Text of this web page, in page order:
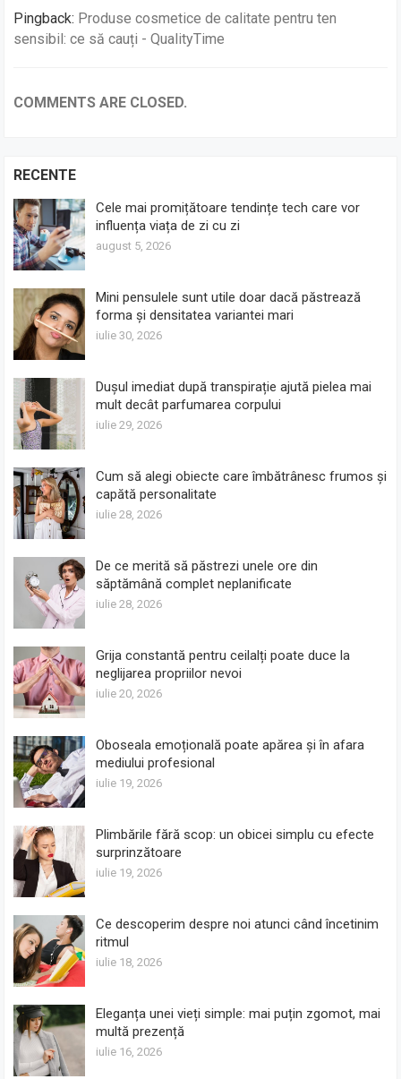
Pingback: Produse cosmetice de calitate pentru ten
sensibil: ce să cauți - QualityTime
COMMENTS ARE CLOSED.
RECENTE
Cele mai promițătoare tendințe tech care vor
influența viața de zi cu zi
august 5, 2026
Mini pensulele sunt utile doar dacă păstrează
forma și densitatea variantei mari
iulie 30, 2026
Dușul imediat după transpirație ajută pielea mai
mult decât parfumarea corpului
iulie 29, 2026
Cum să alegi obiecte care îmbătrânesc frumos și
capătă personalitate
iulie 28, 2026
De ce merită să păstrezi unele ore din
săptămână complet neplanificate
iulie 28, 2026
Grija constantă pentru ceilalți poate duce la
neglijarea propriilor nevoi
iulie 20, 2026
Oboseala emoțională poate apărea și în afara
mediului profesional
iulie 19, 2026
Plimbările fără scop: un obicei simplu cu efecte
surprinzătoare
iulie 19, 2026
Ce descoperim despre noi atunci când încetinim
ritmul
iulie 18, 2026
Eleganța unei vieți simple: mai puțin zgomot, mai
multă prezență
iulie 16, 2026